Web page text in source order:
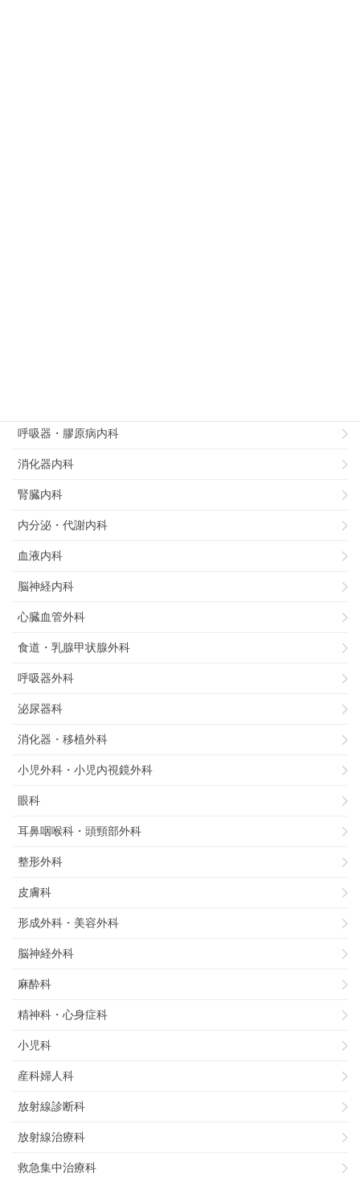
呼吸器・膠原病内科
消化器内科
腎臓内科
内分泌・代謝内科
血液内科
脳神経内科
心臓血管外科
食道・乳腺甲状腺外科
呼吸器外科
泌尿器科
消化器・移植外科
小児外科・小児内視鏡外科
眼科
耳鼻咽喉科・頭頸部外科
整形外科
皮膚科
形成外科・美容外科
脳神経外科
麻酔科
精神科・心身症科
小児科
産科婦人科
放射線診断科
放射線治療科
救急集中治療科